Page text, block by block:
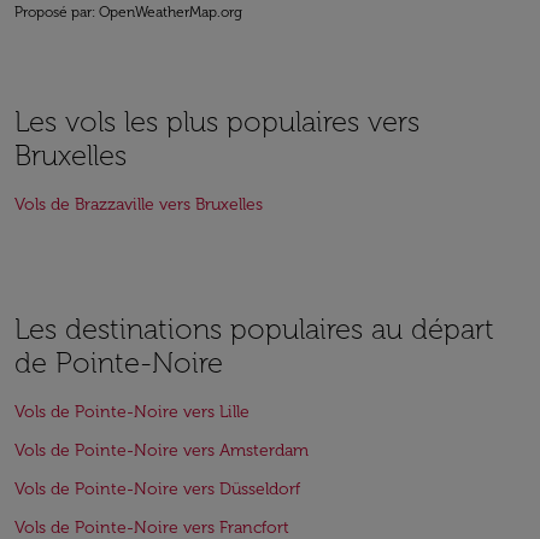
Proposé par: OpenWeatherMap.org
Les vols les plus populaires vers
Bruxelles
Vols de Brazzaville vers Bruxelles
Les destinations populaires au départ
de Pointe-Noire
Vols de Pointe-Noire vers Lille
Vols de Pointe-Noire vers Amsterdam
Vols de Pointe-Noire vers Düsseldorf
Vols de Pointe-Noire vers Francfort